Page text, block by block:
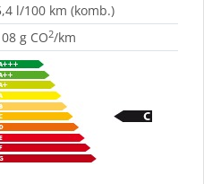
l/100 km (komb.)
g CO2/km